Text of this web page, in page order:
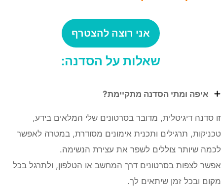
אני רוצה להצטרף
שאלות על הסדנה:
איפה ומתי הסדנה מתקיימת?
דיגיטלית, מדובר בסרטונים שלי המלאים בידע,
תרגילים ותכנית אימונים מסודרת, במטרה לאפשר
שיותר צוללים לשפר את עצירת הנשימה.
לצפות בסרטונים דרך המחשב או הטלפון, ולתרגל בכל
ובכל זמן שיתאים לך.